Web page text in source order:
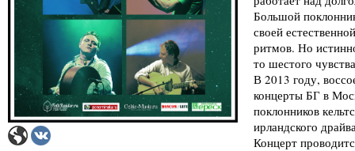
Большой
своей
ритмов. Но
то шестого
В 2013 году,
концерты БГ в
поклонников
ирландского
Концерт